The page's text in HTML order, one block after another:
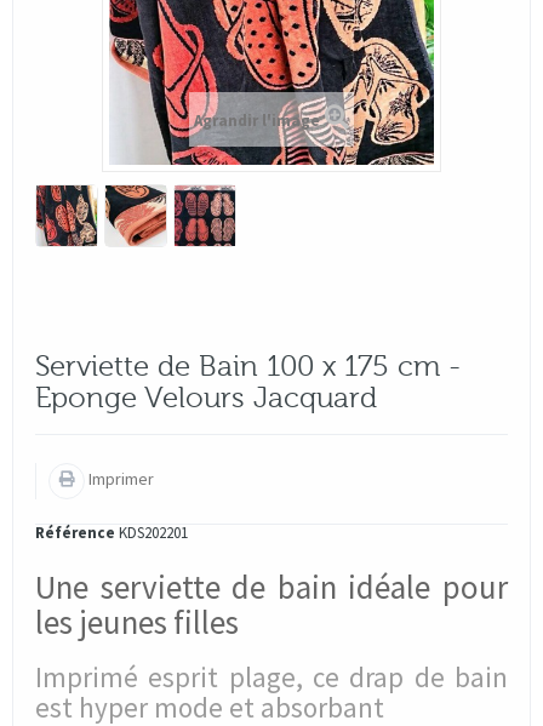
Agrandir l'image
Serviette de Bain 100 x 175 cm -
Eponge Velours Jacquard
Imprimer
Référence KDS202201
Une serviette de bain idéale pour
les jeunes filles
Imprimé esprit plage, ce drap de bain
est hyper mode et absorbant